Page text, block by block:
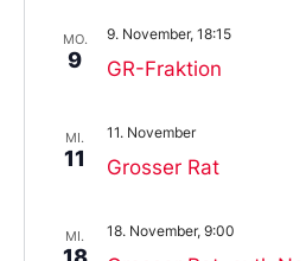
MO.
9 GR-Fraktion
9. November, 18:15
MI.
11 Grosser Rat
11. November
MI. 18. November, 9:00